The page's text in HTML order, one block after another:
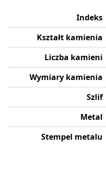
Indeks
Kształt kamienia
Liczba kamieni
Wymiary kamienia
Szlif
Metal
Stempel metalu